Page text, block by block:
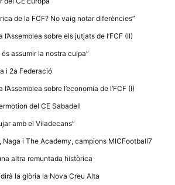
de la FCF? No vaig notar diferències”
l’Assemblea sobre els jutjats de l’FCF (II)
assumir la nostra culpa”
i 2a Federació
l’Assemblea sobre l’economia de l’FCF (I)
del CE Sabadell
amb el Viladecans”
Naga i The Academy, campions MICFootball7
altra remuntada històrica
la glòria la Nova Creu Alta
tècnic de la
estadístiques
anònima d'ús
per a millorar
i la seva